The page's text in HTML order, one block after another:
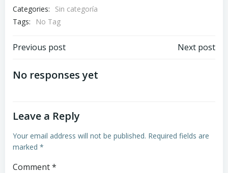
Categories:
Sin categoría
Tags:
No Tag
Post
navigation
Previous post Next post
No responses yet
Leave a Reply
Your email address will not be published. Required fields are
marked *
Comment*